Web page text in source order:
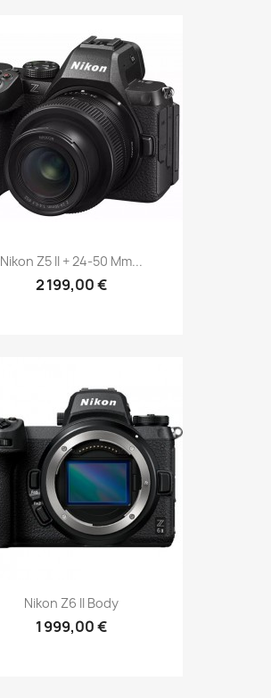
Nikon Z5 II + 24-50 Mm...
2 199,00 €
Nikon Z6 II Body
1 999,00 €